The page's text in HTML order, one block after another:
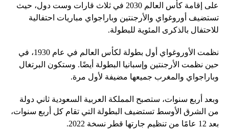
على إقامة كأس العالم 2030 في ثلاث قارات وست دول، حيث
تستضيف أوروغواي والأرجنتين وباراجواي مباريات احتفالية
للاحتفال بالذكرى المئوية للبطولة.
نظمت الأوروغواي أول بطولة لكأس العالم في عام 1930، في
حين نظمت الأرجنتين وإسبانيا البطولة أيضًا. وستكون البرتغال
وباراجواي والمغرب جميعها مضيفة لأول مرة.
وبعد أربع سنوات، ستصبح المملكة العربية السعودية ثاني دولة
من الشرق الأوسط تستضيف البطولة التي تقام كل أربع سنوات،
بعد 12 عامًا من تنظيم جارتها قطر نسخة 2022.